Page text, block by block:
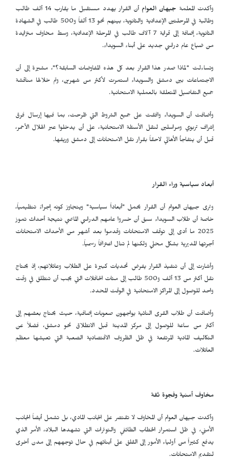
وأكدت المعلمة جيهان العوام
أن القرار يهدد مستقبل ما يقارب 14 ألف طالب
وطالبة في المرحلتين الإعدادية والثانوية، بينهم نحو 13 ألفاً و500 طالب في الشهادة
الثانوية، إضافة إلى قرابة 7 آلاف طالب في المرحلة الإعدادية، وسط مخاوف متزايدة
من ضياع عام دراسي جديد على أبناء السويداء.
وتساءلت "لماذا صدر هذا القرار بعد كل هذه المفاوضات السابقة؟"، مشيرة إلى أن
الاجتماعات بين دمشق والسويداء استمرت لأكثر من شهرين، وتم خلالها مناقشة
جميع التفاصيل المتعلقة بالعملية الامتحانية.
وأضافت أن السويداء وافقت على جميع الشروط التي طُرحت، بما فيها إرسال فرق
إشراف تربوي ومراسلين لنقل الأسئلة الامتحانية، على أن يدخلوا عبر الهلال الأحمر،
قبل أن يتفاجأ الأهالي لاحقاً بقرار نقل الامتحانات إلى دمشق وريفها.
أبعاد سياسية وراء القرار
وترى جيهان العوام أن القرار يحمل "أبعاداً سياسية" ويتجاوز كونه إجراءً تنظيمياً،
خاصة أن طلاب السويداء سبق أن خسروا عامهم الدراسي الماضي نتيجة أحداث تموز
2025 ما أدى إلى توقف الامتحانات وقدموا بعد أشهر من الأحداث الامتحانات
أجرتها المديرية بشكل محلي ولكنها لم تنال اعترافاً رسمياً.
وأشارت إلى أن تنفيذ القرار يفرض تحديات كبيرة على الطلاب وعائلاتهم، إذ يحتاج
نقل أكثر من 13 ألف و500 طالب إلى مئات الحافلات التي يجب أن تنطلق في وقت
واحد للوصول إلى المراكز الامتحانية في الوقت المحدد.
وأضافت أن طلاب القرى النائية يواجهون صعوبات إضافية، حيث يحتاج بعضهم إلى
أكثر من ساعة للوصول إلى مركز المدينة قبل الانطلاق نحو دمشق، فضلاً عن
التكاليف المادية المرتفعة في ظل الظروف الاقتصادية الصعبة التي تعيشها معظم
العائلات.
مخاوف أمنية وفجوة ثقة
وأكدت جيهان العوام أن المخاوف لا تقتصر على الجانب المادي، بل تشمل أيضاً الجانب
الأمني، في ظل استمرار الخطاب الطائفي والتوترات التي تشهدها البلاد، الأمر الذي
يدفع كثيراً من أولياء الأمور إلى القلق على أبنائهم في حال توجههم إلى مدن أخرى
لتقديم الامتحانات.